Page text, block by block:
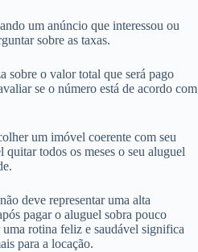
um anúncio que interessou ou
sobre as taxas.
sobre o valor total que será pago
se o número está de acordo com
um imóvel coerente com seu
quitar todos os meses o seu aluguel
deve representar uma alta
pagar o aluguel sobra pouco
rotina feliz e saudável significa
para a locação.